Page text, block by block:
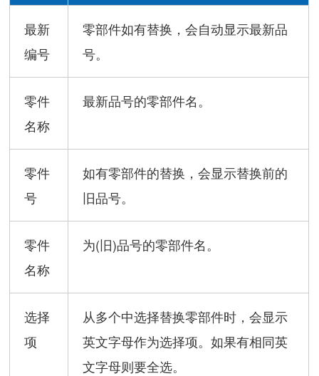
最新
编号
零部件如有替换，会自动显示最新品
号。
零件
名称
最新品号的零部件名。
零件
号
如有零部件的替换，会显示替换前的
旧品号。
零件
名称
为(旧)品号的零部件名。
选择
项
从多个中选择替换零部件时，会显示
英文字母作为选择项。如果有相同英
文字母则要全选。